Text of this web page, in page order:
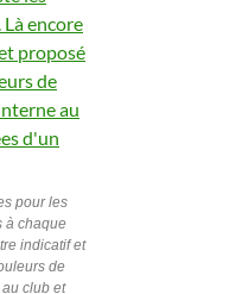
pour les
à chaque
indicatif et
de
club et